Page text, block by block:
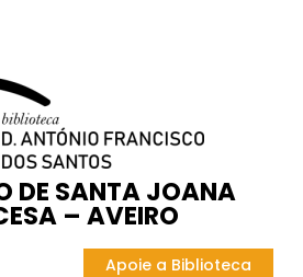
DE SANTA JOANA
– AVEIRO
Apoie a Biblioteca